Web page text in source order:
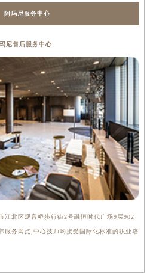
阿玛尼服务中心
尼售后服务中心
江北区观音桥步行街2号融恒时代广场9层902
服务网点,中心技师均接受国际化标准的职业培